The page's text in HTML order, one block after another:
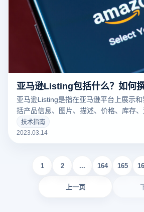
亚马逊Listing包括什么？如何撰
亚马逊Listing是指在亚马逊平台上展示
括产品信息、图片、描述、价格、库存
个好的亚马逊Listing可以吸引更多的潜在
下云登录指纹浏览器关于亚马逊Listing包
技术指南
2023.03.14
上一页
1 2 ... 164 165